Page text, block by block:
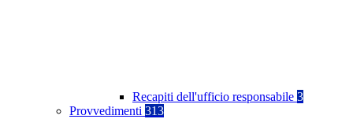
Recapiti dell'ufficio responsabile 3
Provvedimenti 313